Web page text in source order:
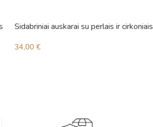
Sidabriniai auskarai su perlais ir cirkoniais
34,00 €